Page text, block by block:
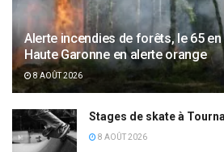
Alerte incendies de forêts, le 65
Haute Garonne en alerte orange
8 AOÛT 2026
Stages de skate à
8 AOÛT 2026